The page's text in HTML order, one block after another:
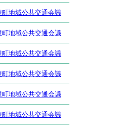
地域公共交通会議
地域公共交通会議
地域公共交通会議
地域公共交通会議
地域公共交通会議
地域公共交通会議